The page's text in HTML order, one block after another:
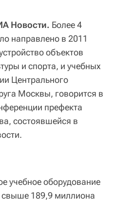
Новости. Более 4
направлено в 2011
объектов
и спорта, и учебных
Центрального
Москвы, говорится в
префекта
состоявшейся в
учебное оборудование
189,9 миллиона